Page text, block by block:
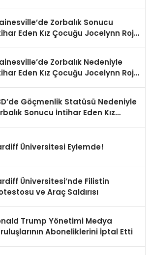
Zorbalık Sonucu
Eden Kız Çocuğu Jocelynn Rojo
Zorbalık Nedeniyle
Eden Kız Çocuğu Jocelynn Rojo
Göçmenlik Statüsü Nedeniyle
Sonucu İntihar Eden Kız
Üniversitesi Eylemde!
Üniversitesi’nde Filistin
ve Araç Saldırısı
Trump Yönetimi Medya
Aboneliklerini İptal Etti